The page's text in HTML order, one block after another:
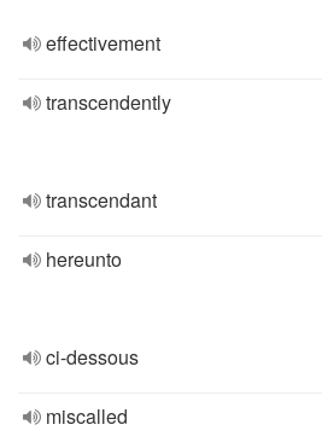
effectivement
transcendently
transcendant
hereunto
ci-dessous
miscalled